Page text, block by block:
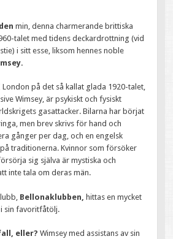
min, denna charmerande brittiska
talet med tidens deckardrottning (vid
i sitt esse, liksom hennes noble
på det så kallat glada 1920-talet,
Wimsey, är psykiskt och fysiskt
gasattacker. Bilarna har börjat
men brev skrivs för hand och
gånger per dag, och en engelsk
traditionerna. Kvinnor som försöker
sig själva är mystiska och
inte tala om deras män.
Bellonaklubben,
hittas en mycket
sin favoritfåtölj.
eller?Wimsey med assistans av sin